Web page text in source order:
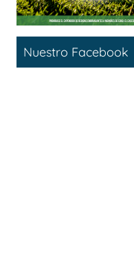
Nuestro Facebook